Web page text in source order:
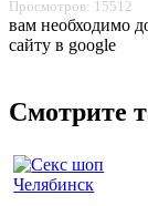
Просмотров: 15512
вам необходимо
сайту в google
Смотрите